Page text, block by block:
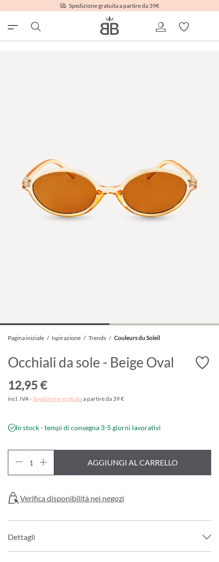
Spedizione gratuita a partire da 39€
Pagina iniziale / Ispirazione / Trends / Couleurs du Soleil
Occhiali da sole - Beige Oval
12,95 €
incl. IVA - Spedizione gratuitaa partire da 39 €
In stock - tempi di consegna 3-5 giorni lavorativi
AGGIUNGI AL CARRELLO
Verifica disponibilità nei negozi
Dettagli